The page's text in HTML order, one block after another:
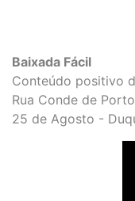
Baixada Fácil
Conteúdo positivo
Rua Conde de
25 de Agosto -